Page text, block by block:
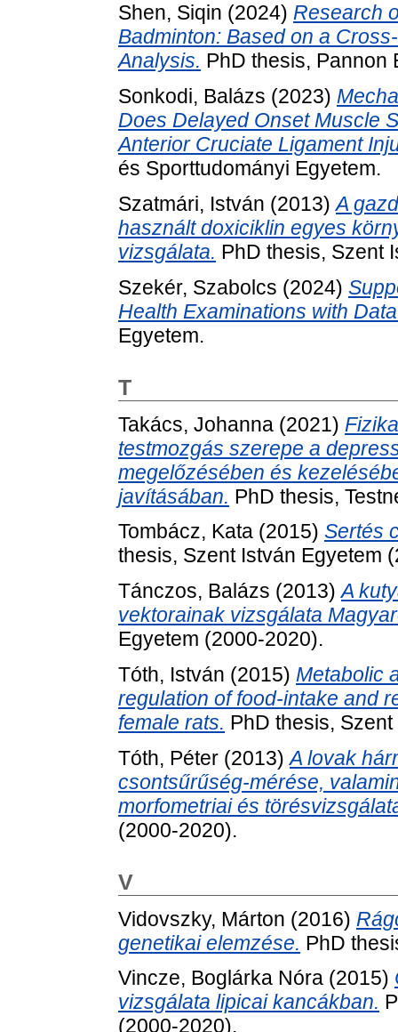
Shen, Siqin (2024) Research
Badminton: Based on a
Analysis. PhD thesis, Pannon
Sonkodi, Balázs (2023)
Does Delayed Onset Muscle
Anterior Cruciate Ligament
és Sporttudományi Egyetem.
Szatmári, István (2013)A
használt doxiciklin egyes
vizsgálata. PhD thesis, Szent
Szekér, Szabolcs (2024)
Health Examinations with
Egyetem.
T
Takács, Johanna (2021)
testmozgás szerepe a
megelőzésében és
javításában. PhD thesis,
Tombácz, Kata (2015) Sertés
thesis, Szent István Egyetem
Tánczos, Balázs (2013)A
vektorainak vizsgálata
Egyetem (2000-2020).
Tóth, István (2015) Metabolic
regulation of food-intake and
female rats. PhD thesis,
Tóth, Péter (2013)A lovak
csontsűrűség-mérése,
morfometriai és
(2000-2020).
V
Vidovszky, Márton (2016)
genetikai elemzése. PhD
Vincze, Boglárka Nóra (2015)
vizsgálata lipicai kancákban.
(2000-2020).